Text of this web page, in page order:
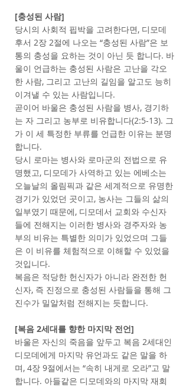
[충성된 사람]
당시의 사회적 핍박을 고려한다면, 디모데
후서 2장 2절에 나오는 “충성된 사람”은 보
통의 충성을 요하는 것이 아닌 듯 합니다. 바
울이 언급하는 충성된 사람은 고난을 각오
한 사람, 그리고 고난의 길임을 알고도 능히
이겨낼 수 있는 사람입니다.
곧이어 바울은 충성된 사람을 병사, 경기하
는 자 그리고 농부로 비유합니다(2:5-13). 그
가 이 세 특정한 부류를 언급한 이유는 분명
합니다.
당시 로마는 병사와 로마군의 전법으로 유
명했고, 디모데가 사역하고 있는 에베소는
오늘날의 올림픽과 같은 세계적으로 유명한
경기가 있었던 곳이고, 농사는 그들의 삶의
일부였기 때문에, 디모데서 교회와 수신자
들에 전해지는 이러한 병사와 경주자와 농
부의 비유는 특별한 의미가 있었으며 그들
은 이 비유를 체험적으로 이해할 수 있었을
것입니다.
복음은 적당한 헌신자가 아니라 완전한 헌
신자, 즉 진정으로 충성된 사람들을 통해 그
진수가 밀알처럼 전해지는 듯합니다.
[복음 2세대를 향한 마지막 전언]
바울은 자신의 죽음을 앞두고 복음 2세대인
디모데에게 마지막 유언과도 같은 말을 하
며, 4장 9절에서는 “속히 내게로 오라”고 말
합니다. 아들같은 디모데와의 마지막 재회